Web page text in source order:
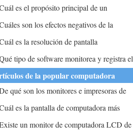
monitor?es el propósito principal de un
de pantalla en Windows?
son los efectos negativos de la
de la computadora en los ojos?
es la resolución de pantalla
para el monitor LCD de 19
que se ejecuta en Windows XP?
tipo de software monitorea y registra el
de paquetes para un análisis posterior?
de la popular computadora
qué son los monitores e impresoras de
teclados todos los ejemplos?
es la pantalla de computadora más
un monitor de computadora LCD de